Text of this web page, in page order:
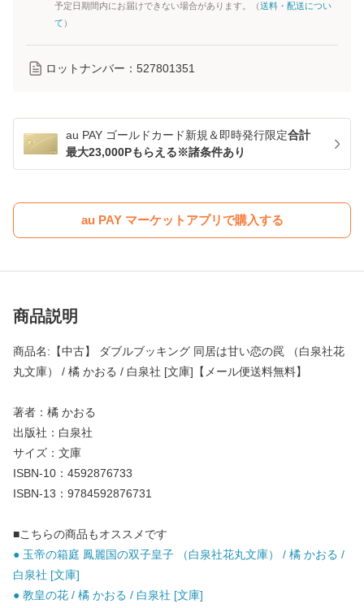
予定日期間内にお届けできない場合があります。（送料・配送につい
て ）
ロットナンバー： 527801351
au PAY ゴールドカード新規＆即時発行限定合計
最大23,000Pもらえる※諸条件あり
au PAY マーケットアプリで購入する
商品説明
商品名:【中古】 ダブルブッキング 同居は甘い恋の罠 （白泉社花
丸文庫） / 橘 かおる / 白泉社 [文庫]【メール便送料無料】
著者：橘 かおる
出版社：白泉社
サイズ：文庫
ISBN-10：4592876733
ISBN-13：9784592876731
■こちらの商品もオススメです
● 玉帝の箱庭 鳳麗国の双子皇子 （白泉社花丸文庫） / 橘 かおる /
白泉社 [文庫]
● 教皇の花 / 橘 かおる / 白泉社 [文庫]